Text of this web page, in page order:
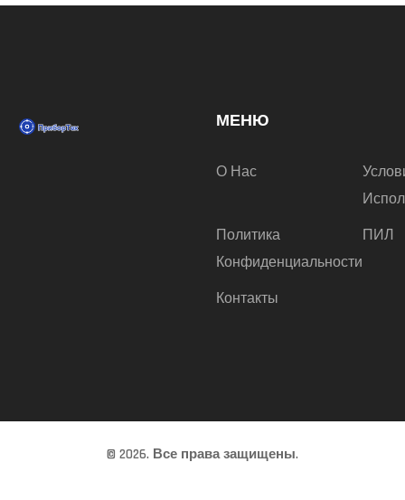
МЕНЮ
О Нас
Политика
Конфиденциальности
ПИЛ
Контакты
© 2026. Все права защищены.